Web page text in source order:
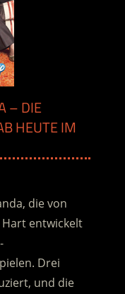
– DIE
HEUTE IM
die von
entwickelt
Drei
und die